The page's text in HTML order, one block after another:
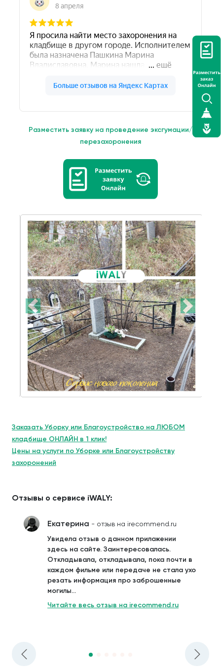
Разместить заявку на проведение эксгумации/
перезахоронения
Заказать Уборку или Благоустройство на ЛЮБОМ
кладбище ОНЛАЙН в 1 клик!
Цены на услуги по Уборке или Благоустройству
захоронений
Отзывы о сервисе iWALY:
Екатерина - отзыв на irecommend.ru
Увидела отзыв о данном приложении
здесь на сайте. Заинтересовалась.
Откладывала, откладывала, пока почти в
каждом фильме или передаче не стала ухо
резать информация про заброшенные
могилы...
Читайте весь отзыв на irecommend.ru